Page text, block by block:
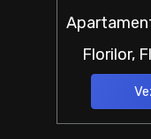
Florilor,